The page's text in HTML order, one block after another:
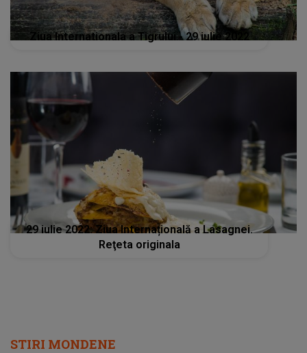
Ziua Internationala a Tigrului - 29 iulie 2022
29 iulie 2022: Ziua Internațională a Lasagnei.
Reţeta originala
STIRI MONDENE